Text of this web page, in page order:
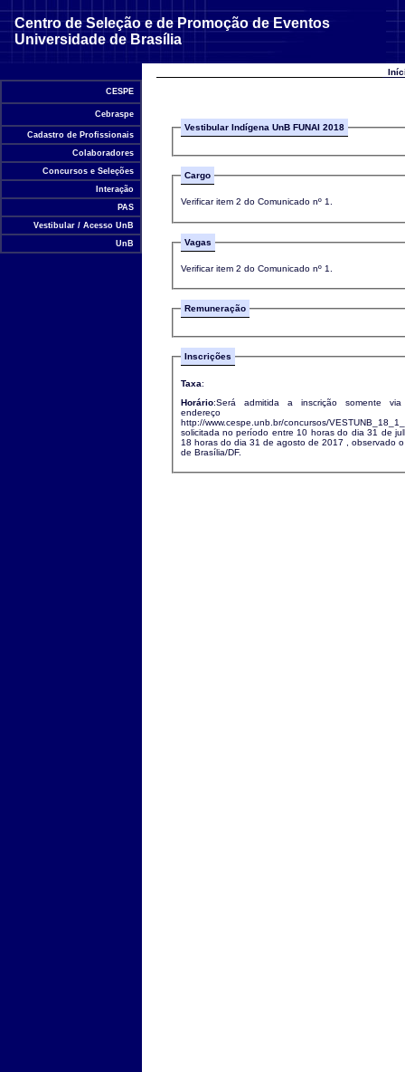
Centro de Seleção e de Promoção de Eventos
Universidade de Brasília
CESPE
Cebraspe
Cadastro de Profissionais
Colaboradores
Concursos e Seleções
Interação
PAS
Vestibular / Acesso UnB
UnB
Vestibular Indígena UnB FUNAI 2018
Cargo
Verificar item 2 do Comunicado nº 1.
Vagas
Verificar item 2 do Comunicado nº 1.
Remuneração
Inscrições
Taxa:
Horário:Será admitida a inscrição somente
endereço
http://www.cespe.unb.br/concursos/
solicitada no período entre 10 horas do dia 31 de
18 horas do dia 31 de agosto de 2017 , observado o horário oficial
de Brasília/DF.